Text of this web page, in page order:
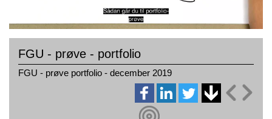
FGU - prøve - portfolio
FGU - prøve portfolio - december 2019